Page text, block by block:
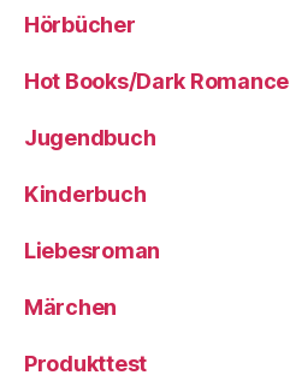
Hörbücher
Hot Books/Dark Romance
Jugendbuch
Kinderbuch
Liebesroman
Märchen
Produkttest